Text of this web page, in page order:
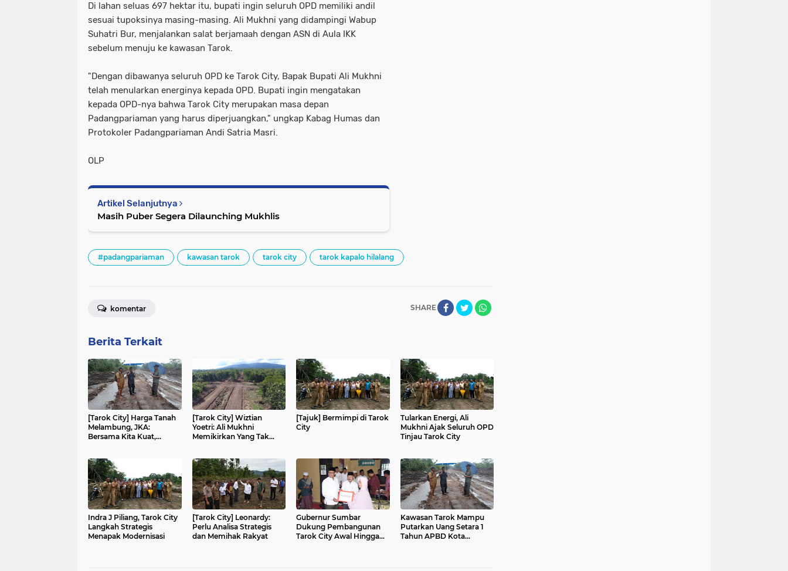
Di lahan seluas 697 hektar itu, bupati ingin seluruh OPD memiliki andil
sesuai tupoksinya masing-masing. Ali Mukhni yang didampingi Wabup
Suhatri Bur, menjalankan salat berjamaah dengan ASN di Aula IKK
sebelum menuju ke kawasan Tarok.
"Dengan dibawanya seluruh OPD ke Tarok City, Bapak Bupati Ali Mukhni
telah menularkan energinya kepada OPD. Bupati ingin mengatakan
kepada OPD-nya bahwa Tarok City merupakan masa depan
Padangpariaman yang harus diperjuangkan," ungkap Kabag Humas dan
Protokoler Padangpariaman Andi Satria Masri.
OLP
Artikel Selanjutnya
Masih Puber Segera Dilaunching Mukhlis
#padangpariaman kawasan tarok tarok city tarok kapalo hilalang
SHARE
komentar
Berita Terkait
[Tarok City] Harga Tanah
Melambung, JKA:
Bersama Kita Kuat,
[Tarok City] Wiztian
Yoetri: Ali Mukhni
Memikirkan Yang Tak
[Tajuk] Bermimpi di Tarok
City
Tularkan Energi, Ali
Mukhni Ajak Seluruh OPD
Tinjau Tarok City
Indra J Piliang, Tarok City
Langkah Strategis
Menapak Modernisasi
[Tarok City] Leonardy:
Perlu Analisa Strategis
dan Memihak Rakyat
Gubernur Sumbar
Dukung Pembangunan
Tarok City Awal Hingga
Kawasan Tarok Mampu
Putarkan Uang Setara 1
Tahun APBD Kota